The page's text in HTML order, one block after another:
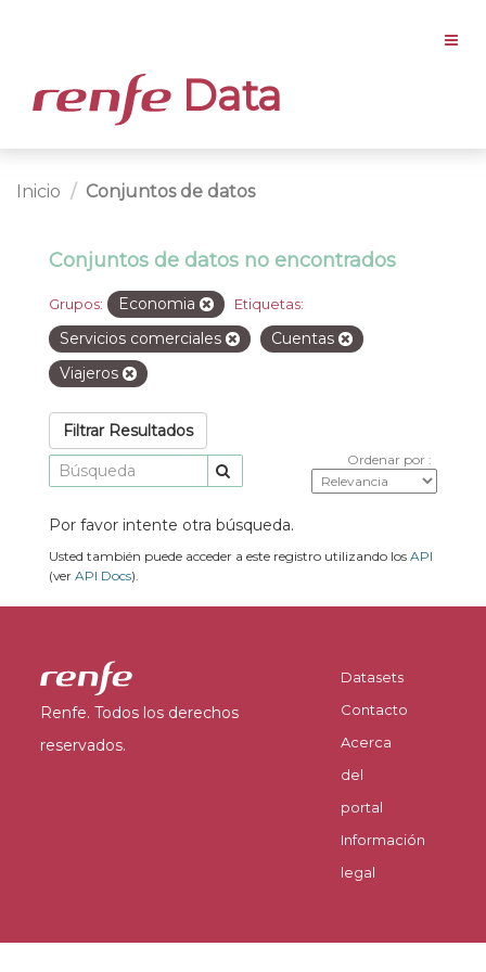
Data
Inicio Conjuntos de datos
Conjuntos de datos no encontrados
Grupos: Economia Etiquetas:
Servicios comerciales
Cuentas
Viajeros
Filtrar Resultados
Ordenar por
Por favor intente otra búsqueda.
Usted también puede acceder a este registro utilizando los API
(ver API Docs).
Renfe. Todos los derechos
reservados.
Datasets
Contacto
Acerca
del
portal
Información
legal